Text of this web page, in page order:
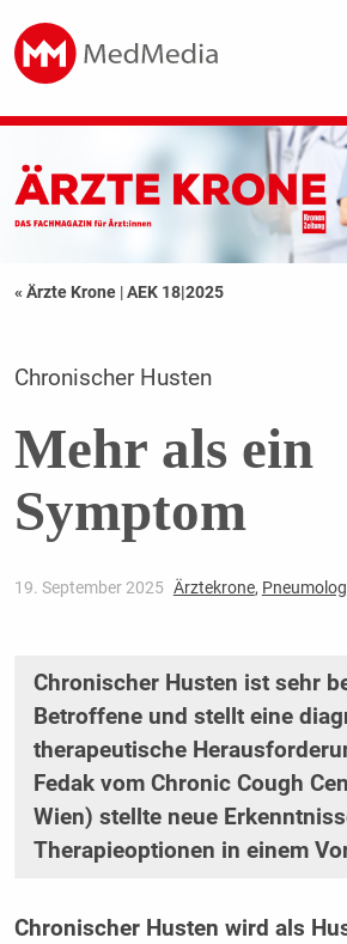
« Ärzte Krone |AEK 18|2025
Chronischer Husten
Mehr als ein
Symptom
19. September 2025 Ärztekrone,
Chronischer Husten ist sehr
Betroffene und stellt eine
therapeutische
Fedak vom Chronic Cough
Wien) stellte neue
Therapieoptionen in einem
Chronischer Husten wird als